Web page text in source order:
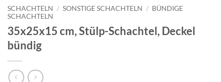
SCHACHTELN / SONSTIGE SCHACHTELN / BÜNDIGE
SCHACHTELN
35x25x15 cm, Stülp-Schachtel, Deckel
bündig